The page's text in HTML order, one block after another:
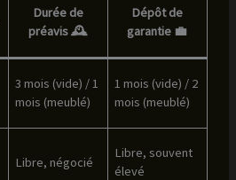
Durée de
préavis 🕰️
Dépôt de
garantie 💼
3 mois (vide) / 1
mois (meublé)
1 mois (vide) / 2
mois (meublé)
Libre, négocié
Libre, souvent
élevé